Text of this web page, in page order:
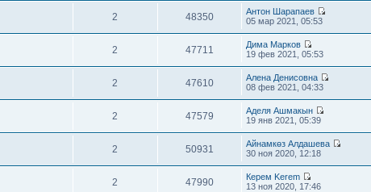
2 48350
Антон Шарапаев
05 мар 2021, 05:53
2 47711
Дима Марков
19 фев 2021, 05:53
2 47610
Алена Денисовна
08 фев 2021, 04:33
2 47579
Аделя Ашмакын
19 янв 2021, 05:39
2 50931
Айнамкөз Алдашева
30 ноя 2020, 12:18
2 47990
Керем Kerem
13 ноя 2020, 17:46